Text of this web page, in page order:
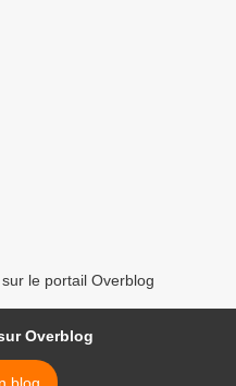
le portail Overblog
Overblog